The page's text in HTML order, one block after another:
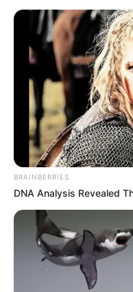
BRAINBERRIES
DNA Analysis Revealed